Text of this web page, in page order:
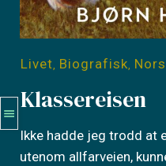
Livet, Biografisk,
Klassereisen
Ikke hadde jeg trodd at
utenom allfarveien,